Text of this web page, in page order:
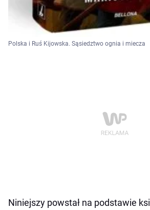
Polska i Ruś Kijowska. Sąsiedztwo ognia i miecza
Niniejszy powstał na podstawie